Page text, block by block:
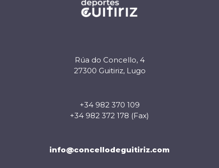
Rúa do Concello, 4
27300 Guitiriz, Lugo
+34 982 370 109
+34 982 372 178 (Fax)
info@concellodeguitiriz.com